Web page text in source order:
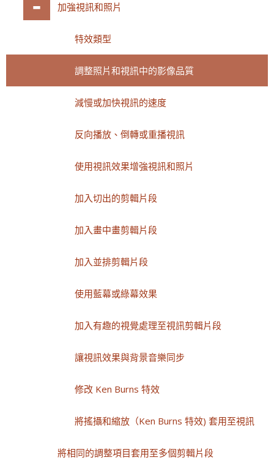
加強視訊和照片
特效類型
調整照片和視訊中的影像品質
減慢或加快視訊的速度
反向播放、倒轉或重播視訊
使用視訊效果增強視訊和照片
加入切出的剪輯片段
加入畫中畫剪輯片段
加入並排剪輯片段
使用藍幕或綠幕效果
加入有趣的視覺處理至視訊剪輯片段
讓視訊效果與背景音樂同步
修改 Ken Burns 特效
將搖攝和縮放（Ken Burns 特效) 套用至視訊
將相同的調整項目套用至多個剪輯片段